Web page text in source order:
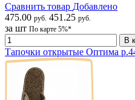
Сравнить товар Добавлено
475.00 руб. 451.25 руб.
за шт По карте 5%*
В
Тапочки открытые Оптима